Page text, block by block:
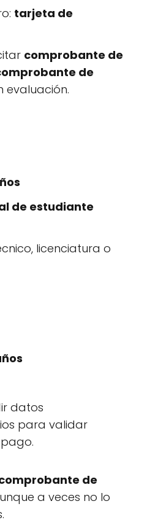
tarjeta de
comprobante de
de
evaluación.
de estudiante
licenciatura o
datos
para validar
de
a veces no lo